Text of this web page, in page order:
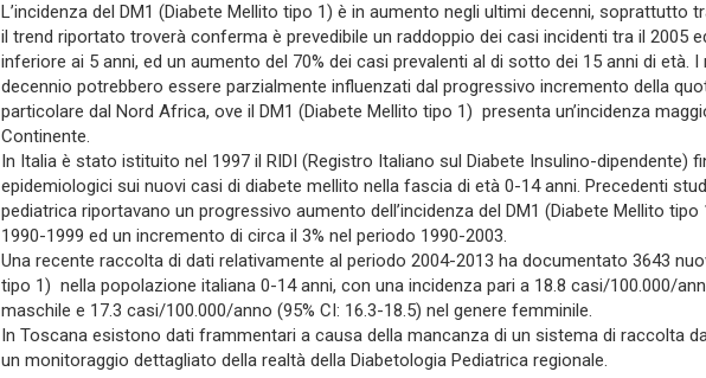
L’incidenza del DM1 (Diabete Mellito tipo 1) è in aumento negli ultimi decenni, soprattutto
il trend riportato troverà conferma è prevedibile un raddoppio dei casi incidenti tra il 2005
inferiore ai 5 anni, ed un aumento del 70% dei casi prevalenti al di sotto dei 15 anni di età. I
decennio potrebbero essere parzialmente influenzati dal progressivo incremento della
particolare dal Nord Africa, ove il DM1 (Diabete Mellito tipo 1) presenta un’incidenza
Continente.
In Italia è stato istituito nel 1997 il RIDI (Registro Italiano sul Diabete Insulino-dipendente)
epidemiologici sui nuovi casi di diabete mellito nella fascia di età 0-14 anni. Precedenti
pediatrica riportavano un progressivo aumento dell’incidenza del DM1 (Diabete Mellito
1990-1999 ed un incremento di circa il 3% nel periodo 1990-2003.
Una recente raccolta di dati relativamente al periodo 2004-2013 ha documentato 3643
tipo 1) nella popolazione italiana 0-14 anni, con una incidenza pari a 18.8 casi/100.000/
maschile e 17.3 casi/100.000/anno (95% CI: 16.3-18.5) nel genere femminile.
In Toscana esistono dati frammentari a causa della mancanza di un sistema di raccolta
un monitoraggio dettagliato della realtà della Diabetologia Pediatrica regionale.